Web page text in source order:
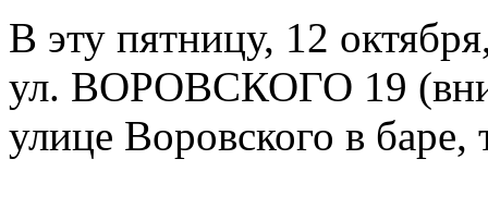
В эту пятницу, 12
ул. ВОРОВСКОГО 19
улице Воровского в баре,